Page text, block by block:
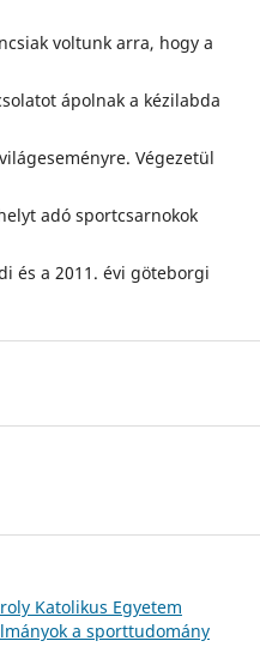
voltunk arra, hogy a
ápolnak a kézilabda
Végezetül
adó sportcsarnokok
és a 2011. évi göteborgi
Katolikus Egyetem
a sporttudomány